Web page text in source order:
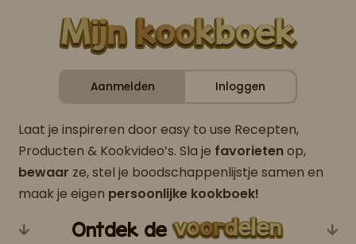
Aanmelden Inloggen
Laat je inspireren door easy to use Recepten,
Producten & Kookvideo’s. Sla je favorietenop,
bewaar ze, stel je boodschappenlijstje samen en
maak je eigen persoonlijke kookboek!
Ontdek de